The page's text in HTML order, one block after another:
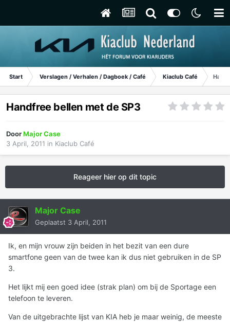
Start Verslagen / Verhalen / Dagboek / Café Kiaclub Café
Handfree bellen met de SP3
DoorMajor Case
3 April, 2011 in Kiaclub Café
Reageer hier op dit topic
Major Case
Geplaatst 3 April, 2011
Ik, en mijn vrouw zijn beiden in het bezit van een dure
smartfone geen van de twee kan ik dus niet gebruiken in de SP
3.
Het lijkt mij een goed idee (strak plan) om bij de Sportage een
telefoon te leveren.
Van de uitgebrachte lijst van KIA heb je maar weinig, de meeste